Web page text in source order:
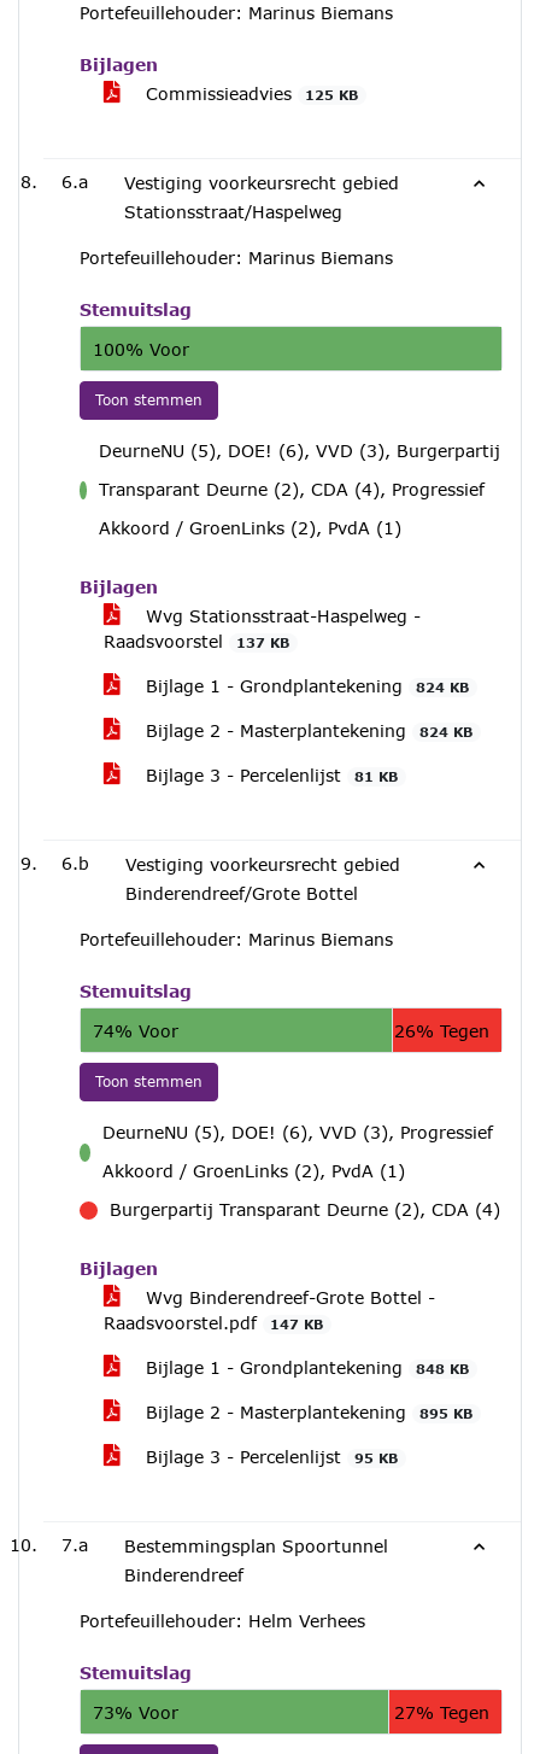
Portefeuillehouder: Marinus Biemans
Bijlagen
Commissieadvies
125 KB
6.a
Vestiging voorkeursrecht gebied
Stationsstraat/Haspelweg
Portefeuillehouder: Marinus Biemans
Stemuitslag
100% Voor
Toon stemmen
DeurneNU (5), DOE! (6), VVD (3), Burgerpartij
Transparant Deurne (2), CDA (4), Progressief
Akkoord / GroenLinks (2), PvdA (1)
Bijlagen
Wvg Stationsstraat-Haspelweg -
Raadsvoorstel
137 KB
Bijlage 1 - Grondplantekening 824 KB
Bijlage 2 - Masterplantekening 824 KB
Bijlage 3 - Percelenlijst 81 KB
6.b
Vestiging voorkeursrecht gebied
Binderendreef/Grote Bottel
Portefeuillehouder: Marinus Biemans
Stemuitslag
74% Voor
26% Tegen
Toon stemmen
voor
DeurneNU (5), DOE! (6), VVD (3), Progressief
Akkoord / GroenLinks (2), PvdA (1)
Burgerpartij Transparant Deurne (2), CDA (4)
Bijlagen
Wvg Binderendreef-Grote Bottel -
Raadsvoorstel.pdf
147 KB
Bijlage 1 - Grondplantekening 848 KB
Bijlage 2 - Masterplantekening 895 KB
Bijlage 3 - Percelenlijst 95 KB
7.a
Bestemmingsplan Spoortunnel
Binderendreef
Portefeuillehouder: Helm Verhees
Stemuitslag
73% Voor
27% Tegen